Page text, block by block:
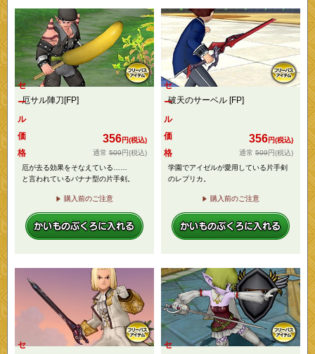
厄サル陣刀[FP]
セ
ー
ル
価
格
356円(税込)
509円(税込)
厄が去る効果をそなえている……
と言われているバナナ型の片手剣。
購入前のご注意
破天のサーベル [FP]
セ
ー
ル
価
格
356円(税込)
509円(税込)
学園でアイゼルが愛用している片手剣
のレプリカ。
購入前のご注意
セ
セ